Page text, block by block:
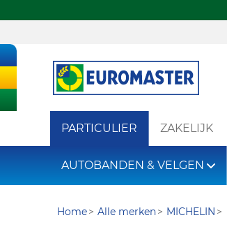
PARTICULIER ZAKELIJK
AUTOBANDEN & VELGEN
Home Alle merken MICHELIN